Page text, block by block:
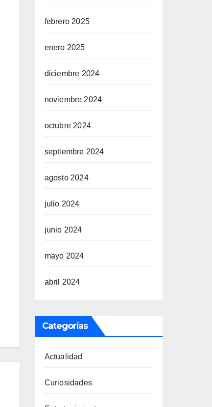
febrero 2025
enero 2025
diciembre 2024
noviembre 2024
octubre 2024
septiembre 2024
agosto 2024
julio 2024
junio 2024
mayo 2024
abril 2024
Categorías
Actualidad
Curiosidades